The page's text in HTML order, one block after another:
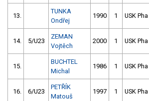
13.
TUNKA
Ondřej
1990 1 USK Pha
14. 5/U23
ZEMAN
Vojtěch
2000 1 USK Pha
15.
BUCHTEL
Michal
1986 1 USK Pha
16. 6/U23
PETŘÍK
Matouš
1997 1 USK Pha